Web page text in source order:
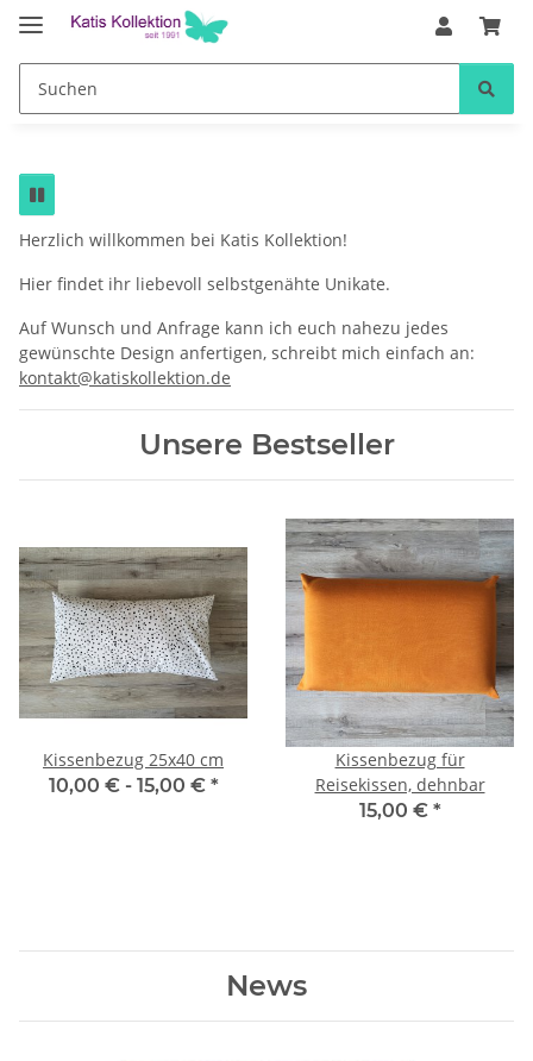
Herzlich willkommen bei Katis Kollektion!
Hier findet ihr liebevoll selbstgenähte Unikate.
Auf Wunsch und Anfrage kann ich euch nahezu jedes
gewünschte Design anfertigen, schreibt mich einfach an:
kontakt@katiskollektion.de
Unsere Bestseller
Kissenbezug 25x40 cm
10,00 € - 15,00 € *
Kissenbezug für
Reisekissen, dehnbar
15,00 € *
News